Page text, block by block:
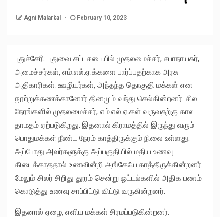
Agni Malarkal February 10, 2023
புதுச்சேரி: புதுவை சட்டசபையில் முதலமைச்சர், சபாநாயகர்,
அமைச்சர்கள், எம்.எல்.ஏ.க்களை பார்ப்பதற்காக அரசு
அதிகாரிகள், ஊழியர்கள், அந்தந்த தொகுதி மக்கள் என
நூற்றுக்கணக்கானோர் தினமும் வந்து செல்கின்றனர். சில
நேரங்களில் முதலமைச்சர், எம்.எல்.ஏ.கள் வருவதற்கு கால
தாமதம் ஏற்படுகிறது. இதனால் கிராமத்தில் இருந்து வரும்
பொதுமக்கள் நீண்ட நேரம் காத்திருக்கும் நிலை உள்ளது.
அப்போது அவர்களுக்கு அப்பகுதியில் மதிய உணவு
கிடைக்காததால் உணவின்றி அங்கேயே காத்திருக்கின்றனர்.
மேலும் சிலர் சிறிது தூரம் சென்று ஓட்டல்களில் அதிக பணம்
கொடுத்து உணவு சாப்பிட்டு விட்டு வருகின்றனர்.
இதனால் ஏழை, எளிய மக்கள் சிரமப்படுகின்றனர்.